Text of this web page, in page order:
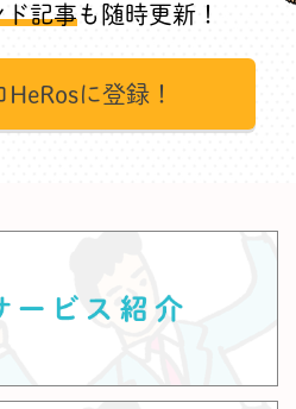
ド記事も随時更新！
に登録！